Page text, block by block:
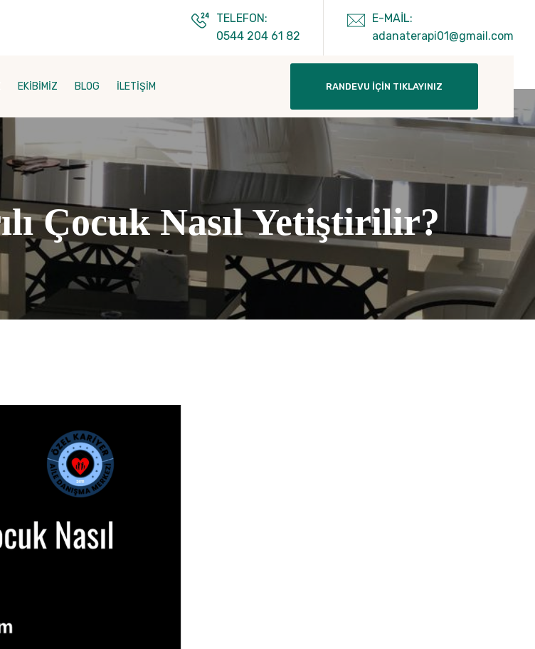
TELEFON:
0544 204 61 82
E-MAIL:
adanaterapi01@gmail.com
EKİBİMİZ BLOG İLETİŞİM RANDEVU İÇIN TIKLAYINIZ
Çocuk Nasıl Yetiştirilir?